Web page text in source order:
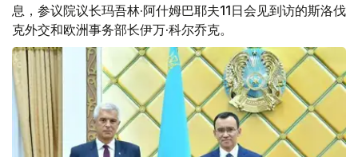
息，参议院议长玛吾林·阿什姆巴耶夫11日会见到访的斯洛伐
克外交和欧洲事务部长伊万·科尔乔克。